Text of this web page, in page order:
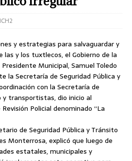
y estrategias para salvaguardar y
y los tuxtlecos, el Gobierno de la
Municipal, Samuel Toledo
la Secretaría de Seguridad Pública y
con la Secretaría de
transportistas, dio inicio al
Policial denominado “La
de Seguridad Pública y Tránsito
Monterrosa, explicó que luego de
estatales, municipales y